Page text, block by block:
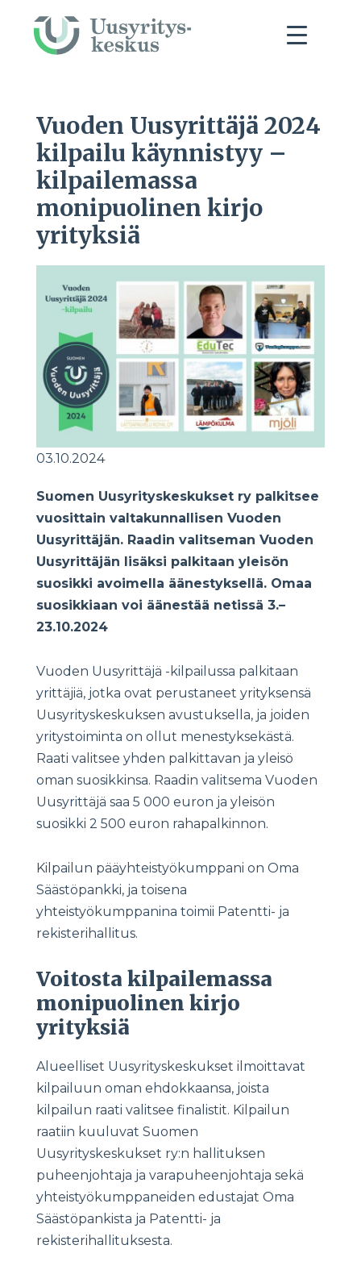
Vuoden Uusyrittäjä 2024
kilpailu käynnistyy –
kilpailemassa
monipuolinen kirjo
yrityksiä
03.10.2024
Suomen Uusyrityskeskukset ry palkitsee
vuosittain valtakunnallisen Vuoden
Uusyrittäjän. Raadin valitseman Vuoden
Uusyrittäjän lisäksi palkitaan yleisön
suosikki avoimella äänestyksellä. Omaa
suosikkiaan voi äänestää netissä 3.–
23.10.2024
Vuoden Uusyrittäjä -kilpailussa palkitaan
yrittäjiä, jotka ovat perustaneet yrityksensä
Uusyrityskeskuksen avustuksella, ja joiden
yritystoiminta on ollut menestyksekästä.
Raati valitsee yhden palkittavan ja yleisö
oman suosikkinsa. Raadin valitsema Vuoden
Uusyrittäjä saa 5 000 euron ja yleisön
suosikki 2 500 euron rahapalkinnon.
Kilpailun pääyhteistyökumppani on Oma
Säästöpankki, ja toisena
yhteistyökumppanina toimii Patentti- ja
rekisterihallitus.
Voitosta kilpailemassa
monipuolinen kirjo
yrityksiä
Alueelliset Uusyrityskeskukset ilmoittavat
kilpailuun oman ehdokkaansa, joista
kilpailun raati valitsee finalistit. Kilpailun
raatiin kuuluvat Suomen
Uusyrityskeskukset ry:n hallituksen
puheenjohtaja ja varapuheenjohtaja sekä
yhteistyökumppaneiden edustajat Oma
Säästöpankista ja Patentti- ja
rekisterihallituksesta.